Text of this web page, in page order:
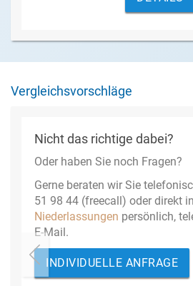
Vergleichsvorschläge
Nicht das richtige dabei?
Oder haben Sie noch Fragen?
Gerne beraten wir Sie
51 98 44 (freecall) oder direkt
Niederlassungen persönlich,
E-Mail.
INDIVIDUELLE ANFRAGE